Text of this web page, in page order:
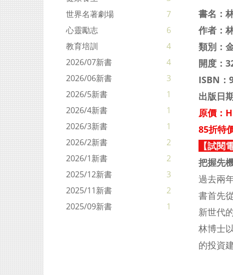
世界名著劇場
7
心靈勵志
6
教育培訓
4
2026/07新書
4
2026/06新書
3
2026/5新書
1
2026/4新書
1
2026/3新書
1
2026/2新書
2
2026/1新書
2
2025/12新書
3
2025/11新書
2
2025/09新書
1
書名：
作者：
類別：
開度：
ISBN：
出版日
原價：
85折特
【試閱
把握先
過去兩
書首先
新世代
林博士
的投資